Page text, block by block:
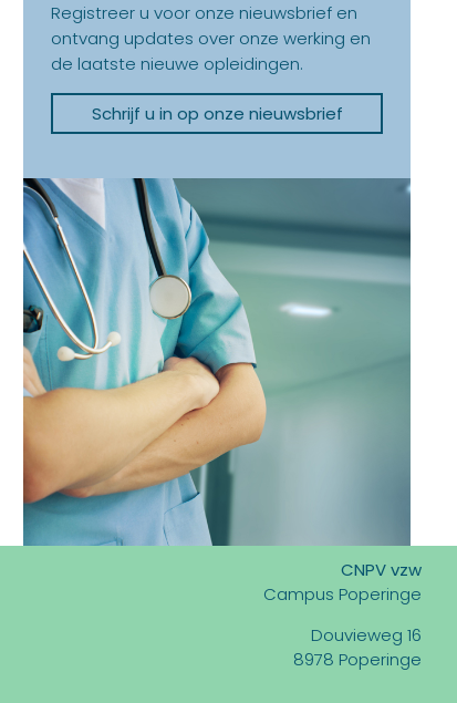
Registreer u voor onze nieuwsbrief en
ontvang updates over onze werking en
de laatste nieuwe opleidingen.
Schrijf u in op onze nieuwsbrief
CNPV vzw
Campus Poperinge
Douvieweg 16
8978 Poperinge